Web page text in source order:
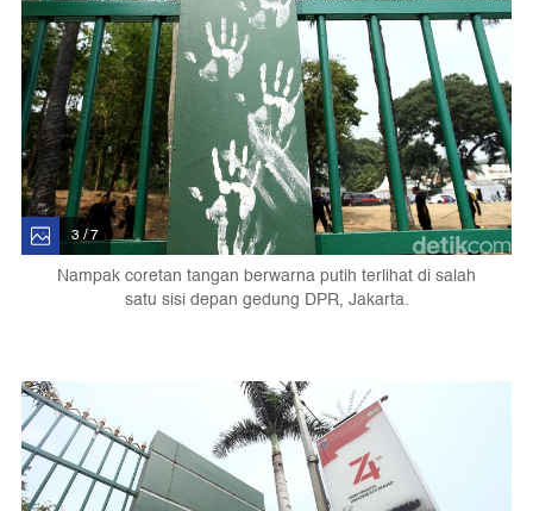
3 / 7
Nampak coretan tangan berwarna putih terlihat di salah
satu sisi depan gedung DPR, Jakarta.